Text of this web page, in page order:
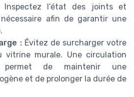
l’état des joints et
afin de garantir une
:Évitez de surcharger votre
vitrine murale. Une circulation
permet de maintenir une
et de prolonger la durée de